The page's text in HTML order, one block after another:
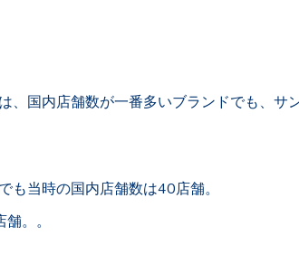
、国内店舗数が一番多いブランドでも、サ
も当時の国内店舗数は40店舗。
。。